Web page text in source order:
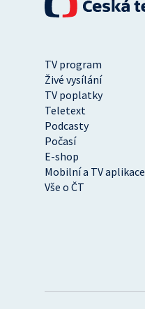
TV program
Živé vysílání
TV poplatky
Teletext
Podcasty
Počasí
E-shop
Mobilní a TV aplikace
Vše o ČT